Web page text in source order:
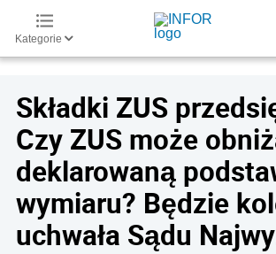
Kategorie
Składki ZUS
Czy ZUS może
deklarowaną
wymiaru? Będzie
uchwała Sądu